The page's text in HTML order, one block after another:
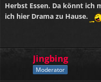
Herbst Essen. Da könnt ich
ich hier Drama zu Hause.
Jingbing
Moderator